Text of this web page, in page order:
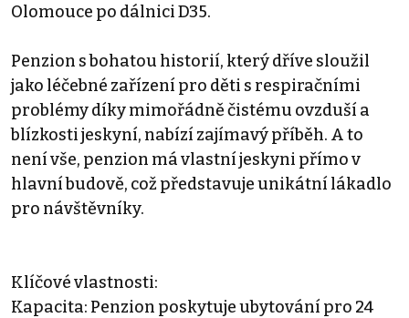
Olomouce po dálnici D35.
Penzion s bohatou historií, který dříve sloužil
jako léčebné zařízení pro děti s respiračními
problémy díky mimořádně čistému ovzduší a
blízkosti jeskyní, nabízí zajímavý příběh. A to
není vše, penzion má vlastní jeskyni přímo v
hlavní budově, což představuje unikátní lákadlo
pro návštěvníky.
Klíčové vlastnosti:
Kapacita: Penzion poskytuje ubytování pro 24